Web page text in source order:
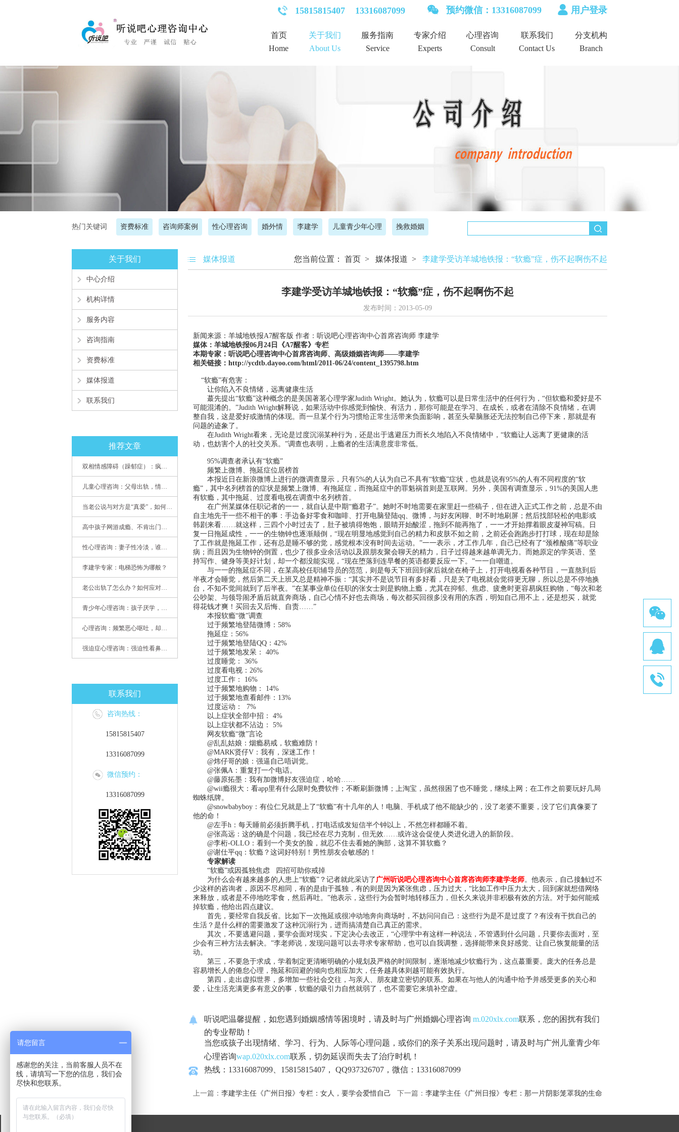
15815815407 13316087099 预约微信：13316087099 用户登录
首页
Home
关于我们
About Us
服务指南
Service
专家介绍
Experts
心理咨询
Consult
联系我们
Contact Us
分支机构
Branch
热门关键词 资费标准 咨询师案例 性心理咨询 婚外情 李建学 儿童青少年心理 挽救婚姻
关于我们
中心介绍
机构详情
服务内容
咨询指南
资费标准
媒体报道
联系我们
推荐文章
双相情感障碍（躁郁症）：疯子如何走向天才
儿童心理咨询：父母出轨，情感混乱孩子内心的隐秘
当老公说与对方是“真爱”，如何挽救婚姻？(始篇)
高中孩子网游成瘾、不肯出门，家长该怎么办？
性心理咨询：妻子性冷淡，谁之过
李建学专家：电梯恐怖为哪般？
老公出轨了怎么办？如何应对老公出轨？——婚姻心理专家为您支招
青少年心理咨询：孩子厌学，整天沉迷手机，网络成瘾，怎么办?
心理咨询：频繁恶心呕吐，却无身体异常
强迫症心理咨询：强迫性看鼻尖，害我无法学习
联系我们
咨询热线：
15815815407
13316087099
微信预约：
13316087099
媒体报道 您当前位置： 首页 > 媒体报道 > 李建学受访羊城地铁报：“软瘾”症，伤不起啊伤不起
李建学受访羊城地铁报：“软瘾”症，伤不起啊伤不起
发布时间：2013-05-09
新闻来源：羊城地铁报A7醒客版 作者：听说吧心理咨询中心首席咨询师 李建学
媒体：羊城地铁报06月24日《A7醒客》专栏
本期专家：听说吧心理咨询中心首席咨询师、高级婚姻咨询师——李建学
相关链接： http://ycdtb.dayoo.com/html/2011-06/24/content_1395798.htm
“软瘾”有危害：
让你陷入不良情绪，远离健康生活
蕞先提出“软瘾”这种概念的是美国著茗心理学家Judith Wright。她认为，软瘾可以是日常生活中的任何行为，“但软瘾和爱好是不
可能混淆的。”Judith Wright解释说，如果活动中你感觉到愉快、有活力，那你可能是在学习、在成长，或者在清除不良情绪，在调
整自我，这是爱好或激情的体现。而一旦某个行为习惯给正常生活带来负面影响，甚至头晕脑胀还无法控制自己停下来，那就是有
问题的迹象了。
在Judith Wright看来，无论是过度沉溺某种行为，还是出于逃避压力而长久地陷入不良情绪中，“软瘾让人远离了更健康的活
动，也妨害个人的社交关系。”调查也表明，上瘾者的生活满意度非常低。
95%调查者承认有“软瘾”
频繁上微博、拖延症位居榜首
本报近日在新浪微博上进行的微调查显示，只有5%的人认为自己不具有“软瘾”症状，也就是说有95%的人有不同程度的“软
瘾”，其中名列榜首的症状是频繁上微博、有拖延症，而拖延症中的罪魁祸首则是互联网。另外，美国有调查显示，91%的美国人患
有软瘾，其中拖延、过度看电视在调查中名列榜首。
在广州某媒体任职记者的一一，就自认是中期“瘾君子”。她时不时地需要在家里赶一些稿子，但在进入正式工作之前，总是不由
自主地先干一些不相干的事：手边备好零食和咖啡、打开电脑登陆qq、微博，与好友闲聊、时不时地刷屏；然后找部轻松的电影或
韩剧来看……就这样，三四个小时过去了，肚子被填得饱饱，眼睛开始酸涩，拖到不能再拖了，一一才开始撑着眼皮凝神写稿。日
复一日拖延成性，一一的生物钟也逐渐颠倒，“现在明显地感觉到自己的精力和皮肤不如之前，之前还会跑跑步打打球，现在却是除
了工作就是拖延工作，还有总是睡不够的觉，感觉根本没有时间去运动。”一一表示，才工作几年，自己已经有了“颈椎酸痛”等职业
病；而且因为生物钟的倒置，也少了很多业余活动以及跟朋友聚会聊天的精力，日子过得越来越单调无力。而她原定的学英语、坚
持写作、健身等美好计划，却一个都没能实现，“现在堕落到连早餐的英语都要反应一下。”一一自嘲道。
与一一的拖延症不同，在某高校任职辅导员的范范，则是每天下班回到家后就坐在椅子上，打开电视看各种节目，一直熬到后
半夜才会睡觉，然后第二天上班又总是精神不振：“其实并不是说节目有多好看，只是关了电视就会觉得更无聊，所以总是不停地换
台，不知不觉间就到了后半夜。”在某事业单位任职的张女士则是购物上瘾，尤其在抑郁、焦虑、疲惫时更容易疯狂购物，“每次和老
公吵架、与领导闹矛盾后就直奔商场，自己心情不好也去商场，每次都买回很多没有用的东西，明知自己用不上，还是想买，就觉
得花钱才爽！买回去又后悔、自责……”
本报软瘾“微”调查
过于频繁地登陆微博：58%
拖延症：56%
过于频繁地登陆QQ：42%
过于频繁地发呆： 40%
过度睡觉： 36%
过度看电视：26%
过度工作： 16%
过于频繁地购物： 14%
过于频繁地查看邮件：13%
过度运动： 7%
以上症状全部中招： 4%
以上症状都不沾边： 5%
网友软瘾“微”言论
@乱乱姑娘：烟瘾易戒，软瘾难防！
@MARK贤仔V：我有，深迷工作！
@炜仔哥的娘：强逼自己唔训觉。
@张佩A：重复打一个电话。
@藤原拓墨：我有加微博好友强迫症，哈哈……
@wii瘾很大：看app里有什么限时免费软件；不断刷新微博；上淘宝，虽然很困了也不睡觉，继续上网；在工作之前要玩好几局
蜘蛛纸牌。
@snowbabyboy：有位仁兄就是上了“软瘾”有十几年的人！电脑、手机成了他不能缺少的，没了老婆不重要，没了它们真像要了
他的命！
@左手h：每天睡前必须折腾手机，打电话或发短信半个钟以上，不然怎样都睡不着。
@张高远：这的确是个问题，我已经在尽力克制，但无效……或许这会促使人类进化进入的新阶段。
@李桁-OLLO：看到一个美女的脸，就忍不住去看她的胸部，这算不算软瘾？
@谢仕平qq：软瘾？这词好特别！男性朋友会敏感的！
专家解读
“软瘾”或因孤独焦虑 四招可助你戒掉
为什么会有越来越多的人患上“软瘾”？记者就此采访了 广州听说吧心理咨询中心首席咨询师李建学老师。他表示，自己接触过不
少这样的咨询者，原因不尽相同，有的是由于孤独，有的则是因为紧张焦虑，压力过大，“比如工作中压力太大，回到家就想借网络
来释放，或者是不停地吃零食，然后再吐。”他表示，这些行为会暂时地转移压力，但长久来说并非积极有效的方法。对于如何能戒
掉软瘾，他给出四点建议。
首先，要经常自我反省。比如下一次拖延或很冲动地奔向商场时，不妨问问自己：这些行为是不是过度了？有没有干扰自己的
生活？是什么样的需要激发了这种沉溺行为，进而搞清楚自己真正的需求。
其次，不要逃避问题，要学会面对现实，下定决心去改正，“心理学中有这样一种说法，不管遇到什么问题，只要你去面对，至
少会有三种方法去解决。”李老师说，发现问题可以去寻求专家帮助，也可以自我调整，选择能带来良好感觉、让自己恢复能量的活
动。
第三，不要急于求成，学着制定更清晰明确的小规划及严格的时间限制，逐渐地减少软瘾行为，这点蕞重要。庞大的任务总是
容易增长人的倦怠心理，拖延和回避的倾向也相应加大，任务越具体则越可能有效执行。
第四，走出虚拟世界，多增加一些社会交往，与亲人、朋友建立密切的联系。如果在与他人的沟通中给予并感受更多的关心和
爱，让生活充满更多有意义的事，软瘾的吸引力自然就弱了，也不需要它来填补空虚。
听说吧温馨提醒，如您遇到婚姻感情等困境时，请及时与广州婚姻心理咨询 m.020xlx.com联系，您的困扰有我们
的专业帮助！
当您或孩子出现情绪、学习、行为、人际等心理问题，或你们的亲子关系出现问题时，请及时与广州儿童青少年
心理咨询wap.020xlx.com联系，切勿延误而失去了治疗时机！
热线：13316087099、15815815407， QQ937326707，微信：13316087099
上一篇： 李建学主任《广州日报》专栏：女人，要学会爱惜自己 下一篇： 李建学主任《广州日报》专栏：那一片阴影笼罩我的生命
请您留言
感谢您的关注，当前客服人员不在
线，请填写一下您的信息，我们会
尽快和您联系。